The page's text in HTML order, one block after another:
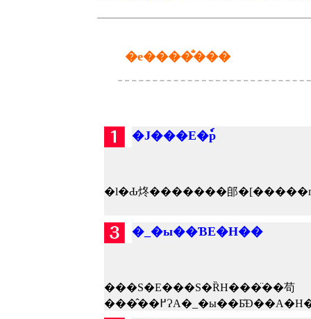
�e����̐���
�J���E�ٗp
�_�ы��ƁE�H��
���S�E���S�ȐH���̈��苟